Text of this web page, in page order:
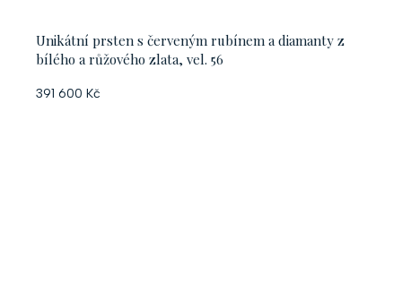
Unikátní prsten s červeným rubínem a diamanty z
bílého a růžového zlata, vel. 56
391 600 Kč